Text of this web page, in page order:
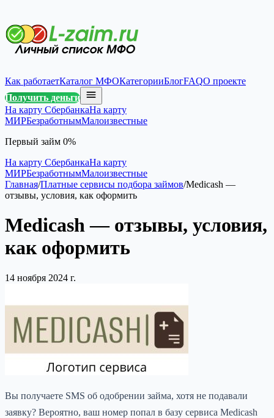
Как работаетКаталог МФОКатегорииБлогFAQО проекте
Получить деньги
На карту СбербанкаНа карту
МИРБезработнымМалоизвестные
Первый займ 0%
На карту СбербанкаНа карту
МИРБезработнымМалоизвестные
Главная/Платные сервисы подбора займов/Medicash —
отзывы, условия, как оформить
Medicash — отзывы, условия,
как оформить
14 ноября 2024 г.
Вы получаете SMS об одобрении займа, хотя не подавали
заявку? Вероятно, ваш номер попал в базу сервиса Medicash